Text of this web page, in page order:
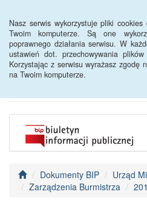
Nasz serwis wykorzystuje pliki
Twoim komputerze. Są one
poprawnego działania serwisu. W
ustawień dot. przechowywania
Korzystając z serwisu wyrażasz zgodę
na Twoim komputerze.
BIP - Urząd
Wyśmierzyce
Dokumenty BIP
Urząd
Zarządzenia Burmistrza